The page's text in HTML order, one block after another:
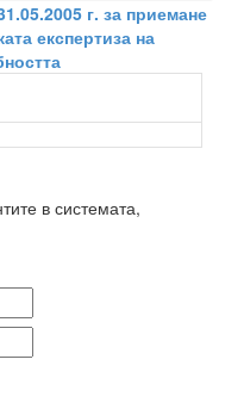
г. за приемане
експертиза на
в системата,